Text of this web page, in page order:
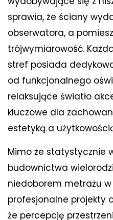
sprawia, że ściany
obserwatora, a
trójwymiarowość.
stref posiada
od funkcjonalnego
relaksujące światło
kluczowe dla
estetyką a
Mimo że statystycznie
budownictwa
niedoborem metrażu
profesjonalne projekty
że percepcję